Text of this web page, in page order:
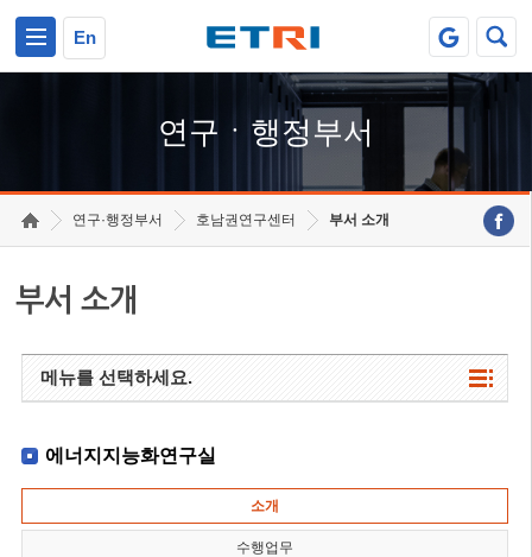
En
연구ㆍ행정부서
연구·행정부서 호남권연구센터 부서 소개
부서 소개
메뉴를 선택하세요.
에너지지능화연구실
소개
수행업무